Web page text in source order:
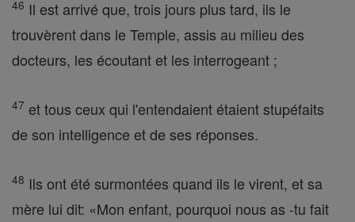
46 Il est arrivé que, trois jours plus tard, ils le
trouvèrent dans le Temple, assis au milieu des
docteurs, les écoutant et les interrogeant ;
47 et tous ceux qui l'entendaient étaient stupéfaits
de son intelligence et de ses réponses.
48 Ils ont été surmontées quand ils le virent, et sa
mère lui dit: «Mon enfant, pourquoi nous as -tu fait